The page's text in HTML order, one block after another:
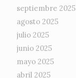
septiembre 2025
agosto 2025
julio 2025
junio 2025
mayo 2025
abril 2025